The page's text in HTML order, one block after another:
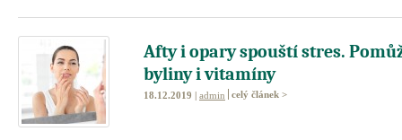
Afty i opary spouští stres.
byliny i vitamíny
18.12.2019 | admin celý článek >